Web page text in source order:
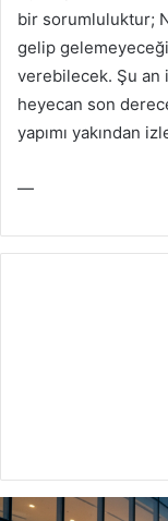
bir sorumluluktur;
gelip
verebilecek. Şu an
heyecan son
yapımı yakından
—